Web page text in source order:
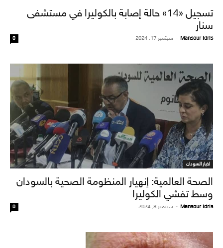
تسجيل «14» حالة إصابة بالكوليرا في مستشفى
سنار
Mansour Idris
- سبتمبر 17, 2024 0
اخبار السودان
الصحة العالمية: إنهيار المنظومة الصحية بالسودان
وسط تفشي الكوليرا
Mansour Idris
- سبتمبر 8, 2024 0